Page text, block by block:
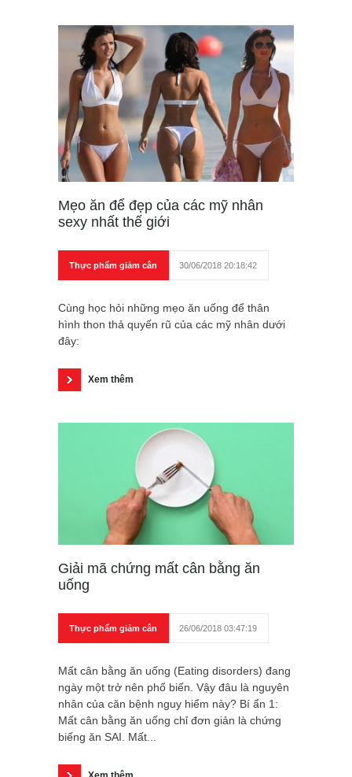
Mẹo ăn để đẹp của các mỹ nhân
sexy nhất thế giới
Thực phẩm giảm cân 30/06/2018 20:18:42
Cùng học hỏi những mẹo ăn uống để thân
hình thon thả quyến rũ của các mỹ nhân dưới
đây:
Xem thêm
Giải mã chứng mất cân bằng ăn
uống
Thực phẩm giảm cân 26/06/2018 03:47:19
Mất cân bằng ăn uống (Eating disorders) đang
ngày một trở nên phổ biến. Vậy đâu là nguyên
nhân của căn bệnh nguy hiểm này? Bí ẩn 1:
Mất cân bằng ăn uống chỉ đơn giản là chứng
biếng ăn SAI. Mất...